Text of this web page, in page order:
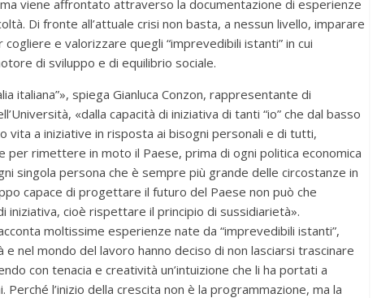
viene affrontato attraverso la documentazione di esperienze
Di fronte all’attuale crisi non basta, a nessun livello, imparare
e valorizzare quegli “imprevedibili istanti” in cui
di sviluppo e di equilibrio sociale.
italiana”», spiega Gianluca Conzon, rappresentante di
«dalla capacità di iniziativa di tanti “io” che dal basso
vita a iniziative in risposta ai bisogni personali e di tutti,
rimettere in moto il Paese, prima di ogni politica economica
singola persona che è sempre più grande delle circostanze in
capace di progettare il futuro del Paese non può che
cioè rispettare il principio di sussidiarietà».
moltissime esperienze nate da “imprevedibili istanti”,
nel mondo del lavoro hanno deciso di non lasciarsi trascinare
con tenacia e creatività un’intuizione che li ha portati a
l’inizio della crescita non è la programmazione, ma la